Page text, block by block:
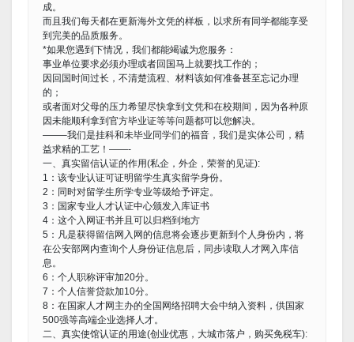
成。
而且我们每天都在更新海外文凭的样板，以求所有同学都能享受
到完美的品质服务。
*如果您遇到下情况，我们都能竭诚为您服务：
事业单位要求必须办理或者回国马上就要找工作的；
因回国时间过长，不清楚流程、材料该如何准备甚至忘记办理
的；
或者面对父母的压力希望尽快拿到文凭和在校期间，因为各种原
因未能顺利拿到官方毕业证等等问题都可以您解决。
——–我们是挂科和未毕业同学们的福音，我们是实体公司，精
益求精的工艺！——-
一、真实留信认证的作用(私企，外企，荣誉的见证):
1：该专业认证可证明留学生真实留学身份。
2：同时对留学生所学专业等级给予评定。
3：国家专业人才认证中心颁发入库证书
4：这个入网证书并且可以归档到地方
5：凡是获得留信网入网的信息将会逐步更新到个人身份内，将
在公安部网内查询个人身份证信息后，同步读取人才网入库信
息。
6：个人职称评审加20分。
7：个人信誉贷款加10分。
8：在国家人才网主办的全国网络招聘大会中纳入资料，供国家
500强等高端企业选择人才。
二、真实使馆认证的用途(创业优惠，大城市落户，购买免税车):